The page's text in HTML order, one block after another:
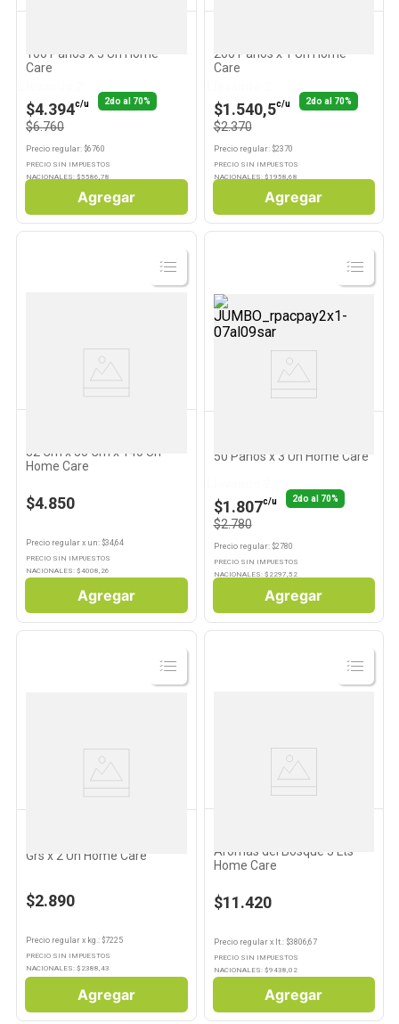
100 Paños x 3 Un Home
Care
$4.394c/u 2do al 70%
$6.760
Precio regular: $6760
PRECIO SIN IMPUESTOS
NACIONALES: $5586,78
Agregar
200 Paños x 1 Un Home
Care
$1.540,5c/u 2do al 70%
$2.370
Precio regular: $2370
PRECIO SIN IMPUESTOS
NACIONALES: $ 1958,68
Agregar
Ver
Producto
32 Cm x 30 Cm x 140 Un
Home Care
$4.850
Precio regular x un: $34,64
PRECIO SIN IMPUESTOS
NACIONALES: $4008,26
Agregar
Ver
Producto
50 Paños x 3 Un Home Care
$1.807c/u 2do al 70%
$2.780
Precio regular: $2780
PRECIO SIN IMPUESTOS
NACIONALES: $ 2297,52
Agregar
Ver
Producto
Grs x 2 Un Home Care
$2.890
Precio regular x kg.: $7225
PRECIO SIN IMPUESTOS
NACIONALES: $ 2388,43
Agregar
Ver
Producto
Aromas del Bosque 3 Lts
Home Care
$11.420
Precio regularx lt.: $3806,67
PRECIO SIN IMPUESTOS
NACIONALES: $9438,02
Agregar